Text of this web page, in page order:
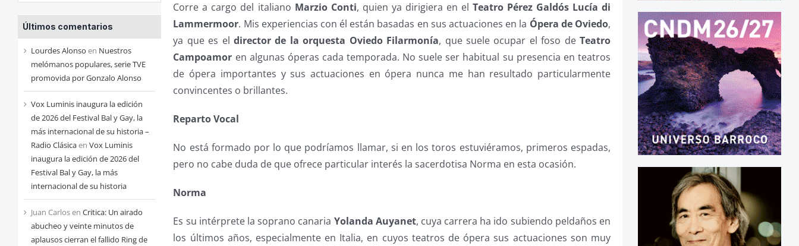
entradas
de
cada
mes
Últimos comentarios
Lourdes Alonso en Nuestros
melómanos populares, serie TVE
promovida por Gonzalo Alonso
Vox Luminis inaugura la edición
de 2026 del Festival Bal y Gay, la
más internacional de su historia –
Radio Clásicaen Vox Luminis
inaugura la edición de 2026 del
Festival Bal y Gay, la más
internacional de su historia
Juan Carlosen Critica: Un airado
abucheo y veinte minutos de
aplausos cierran el fallido Ring de
Corre a cargo del italiano Marzio Conti, quien ya dirigiera en el Teatro Pérez Galdós Lucía di
Lammermoor. Mis experiencias con él están basadas en sus actuaciones en la Ópera de Oviedo,
ya que es el director de la orquesta Oviedo Filarmonía, que suele ocupar el foso deTeatro
Campoamor en algunas óperas cada temporada. No suele ser habitual su presencia en teatros
de ópera importantes y sus actuaciones en ópera nunca me han resultado particularmente
convincentes o brillantes.
Reparto Vocal
No está formado por lo que podríamos llamar, si en los toros estuviéramos, primeros espadas,
pero no cabe duda de que ofrece particular interés la sacerdotisa Norma en esta ocasión.
Norma
Es su intérprete la soprano canaria Yolanda Auyanet, cuya carrera ha ido subiendo peldaños en
los últimos años, especialmente en Italia, en cuyos teatros de ópera sus actuaciones son muy